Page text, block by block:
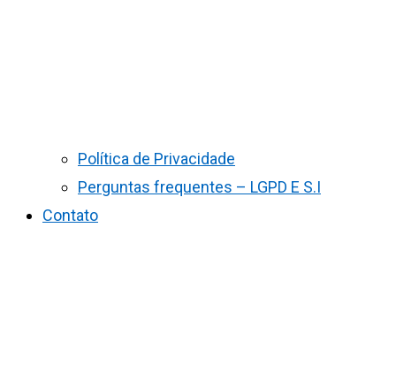
Política de Privacidade
Perguntas frequentes – LGPD E S.I
Contato